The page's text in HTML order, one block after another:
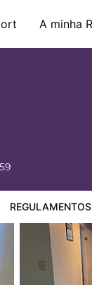
A minha